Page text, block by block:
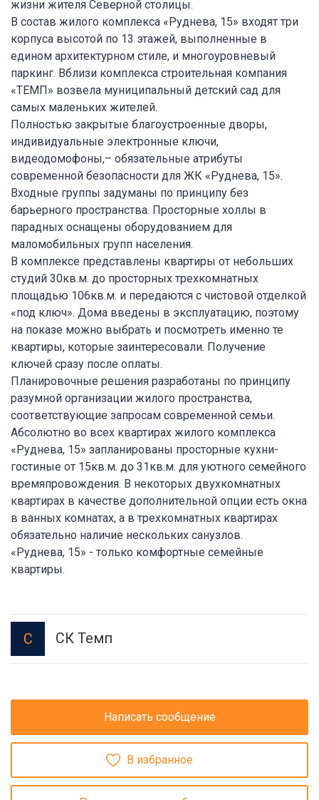
жизни жителя Северной столицы.
В состав жилого комплекса «Руднева, 15» входят три
корпуса высотой по 13 этажей, выполненные в
едином архитектурном стиле, и многоуровневый
паркинг. Вблизи комплекса строительная компания
«ТЕМП» возвела муниципальный детский сад для
самых маленьких жителей.
Полностью закрытые благоустроенные дворы,
индивидуальные электронные ключи,
видеодомофоны,– обязательные атрибуты
современной безопасности для ЖК «Руднева, 15».
Входные группы задуманы по принципу без
барьерного пространства. Просторные холлы в
парадных оснащены оборудованием для
маломобильных групп населения.
В комплексе представлены квартиры от небольших
студий 30кв.м. до просторных трехкомнатных
площадью 106кв.м. и передаются с чистовой отделкой
«под ключ». Дома введены в эксплуатацию, поэтому
на показе можно выбрать и посмотреть именно те
квартиры, которые заинтересовали. Получение
ключей сразу после оплаты.
Планировочные решения разработаны по принципу
разумной организации жилого пространства,
соответствующие запросам современной семьи.
Абсолютно во всех квартирах жилого комплекса
«Руднева, 15» запланированы просторные кухни-
гостиные от 15кв.м. до 31кв.м. для уютного семейного
времяпровождения. В некоторых двухкомнатных
квартирах в качестве дополнительной опции есть окна
в ванных комнатах, а в трехкомнатных квартирах
обязательно наличие нескольких санузлов.
«Руднева, 15» - только комфортные семейные
квартиры.
С СК Темп
Написать сообщение
В избранное